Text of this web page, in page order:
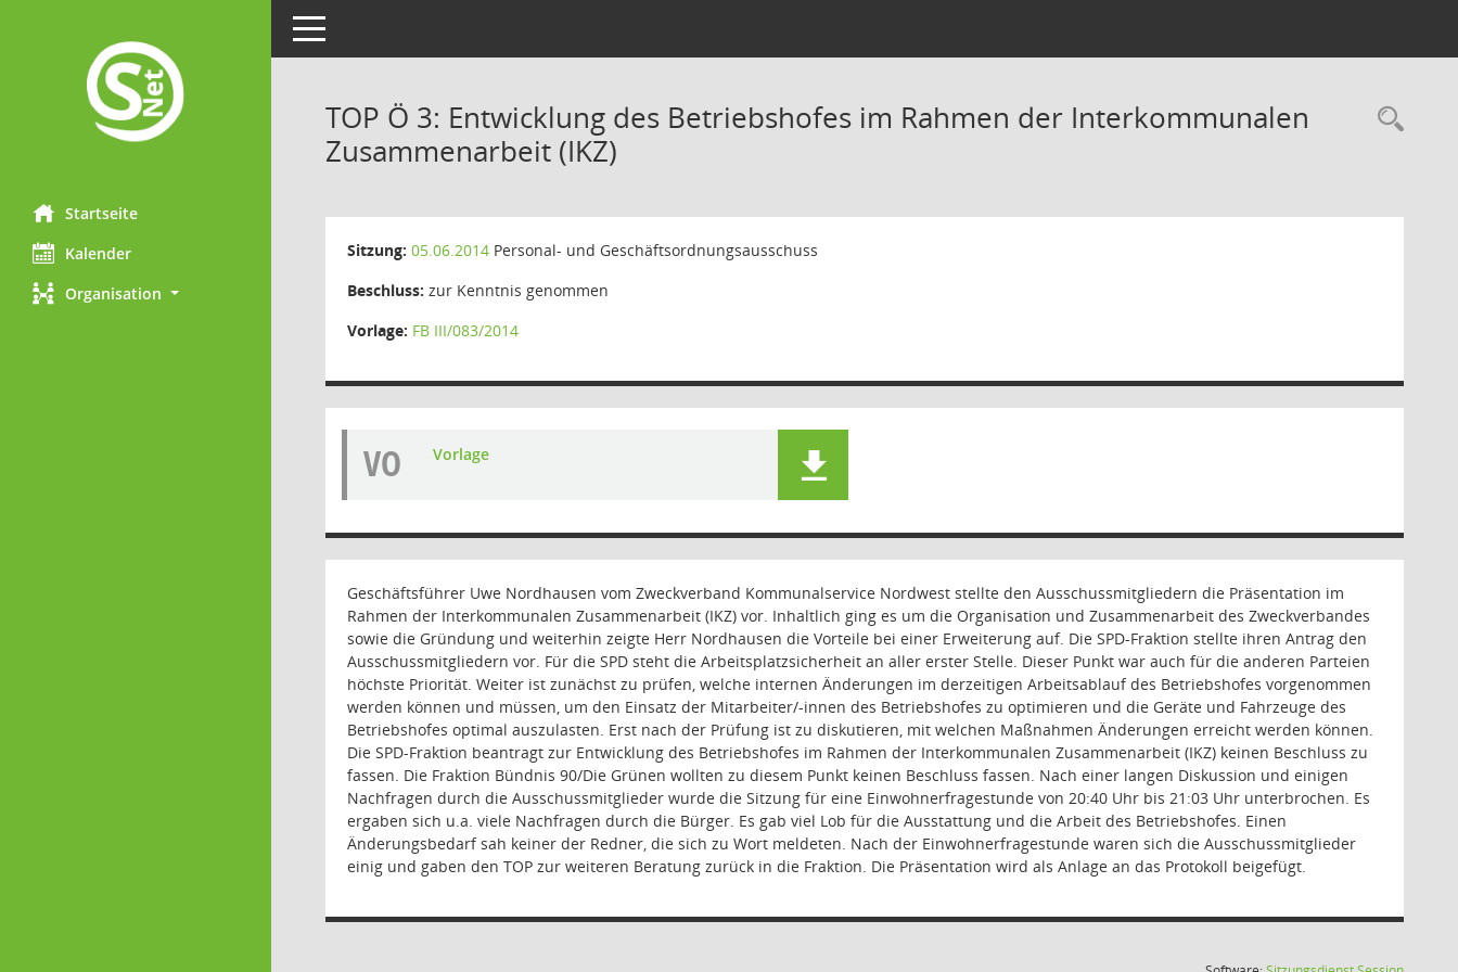
Startseite
Kalender
Organisation
Toggle navigation
TOP Ö 3: Entwicklung des Betriebshofes im Rahmen der Interkommunalen
Zusammenarbeit (IKZ)
Sitzung: 05.06.2014 Personal- und Geschäftsordnungsausschuss
Beschluss: zur Kenntnis genommen
Vorlage: FB III/083/2014
VO Vorlage
Geschäftsführer Uwe Nordhausen vom Zweckverband Kommunalservice Nordwest stellte den Ausschussmitgliedern die Präsentation im
Rahmen der Interkommunalen Zusammenarbeit (IKZ) vor. Inhaltlich ging es um die Organisation und Zusammenarbeit des Zweckverbandes
sowie die Gründung und weiterhin zeigte Herr Nordhausen die Vorteile bei einer Erweiterung auf. Die SPD-Fraktion stellte ihren Antrag den
Ausschussmitgliedern vor. Für die SPD steht die Arbeitsplatzsicherheit an aller erster Stelle. Dieser Punkt war auch für die anderen Parteien
höchste Priorität. Weiter ist zunächst zu prüfen, welche internen Änderungen im derzeitigen Arbeitsablauf des Betriebshofes vorgenommen
werden können und müssen, um den Einsatz der Mitarbeiter/-innen des Betriebshofes zu optimieren und die Geräte und Fahrzeuge des
Betriebshofes optimal auszulasten. Erst nach der Prüfung ist zu diskutieren, mit welchen Maßnahmen Änderungen erreicht werden können.
Die SPD-Fraktion beantragt zur Entwicklung des Betriebshofes im Rahmen der Interkommunalen Zusammenarbeit (IKZ) keinen Beschluss zu
fassen. Die Fraktion Bündnis 90/Die Grünen wollten zu diesem Punkt keinen Beschluss fassen. Nach einer langen Diskussion und einigen
Nachfragen durch die Ausschussmitglieder wurde die Sitzung für eine Einwohnerfragestunde von 20:40 Uhr bis 21:03 Uhr unterbrochen. Es
ergaben sich u.a. viele Nachfragen durch die Bürger. Es gab viel Lob für die Ausstattung und die Arbeit des Betriebshofes. Einen
Änderungsbedarf sah keiner der Redner, die sich zu Wort meldeten. Nach der Einwohnerfragestunde waren sich die Ausschussmitglieder
einig und gaben den TOP zur weiteren Beratung zurück in die Fraktion. Die Präsentation wird als Anlage an das Protokoll beigefügt.